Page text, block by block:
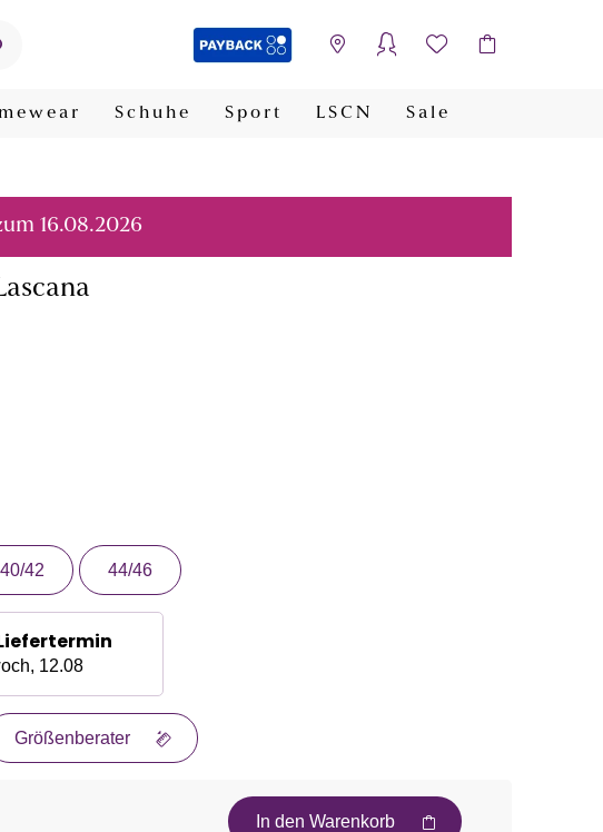
Schuhe Sport LSCN Sale
16.08.2026
40/42 44/46
12.08
Größenberater
In den Warenkorb